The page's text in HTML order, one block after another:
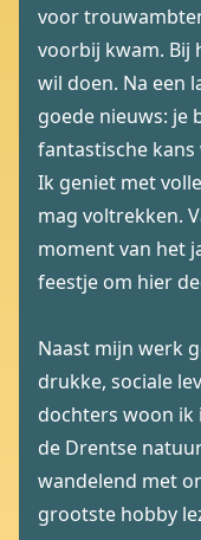
voor
voorbij kwam. Bij
wil doen. Na een
goede nieuws: je
fantastische
Ik geniet met
mag voltrekken.
moment van het
feestje om hier
Naast mijn werk
drukke, sociale
dochters woon ik
de Drentse
wandelend met
grootste hobby